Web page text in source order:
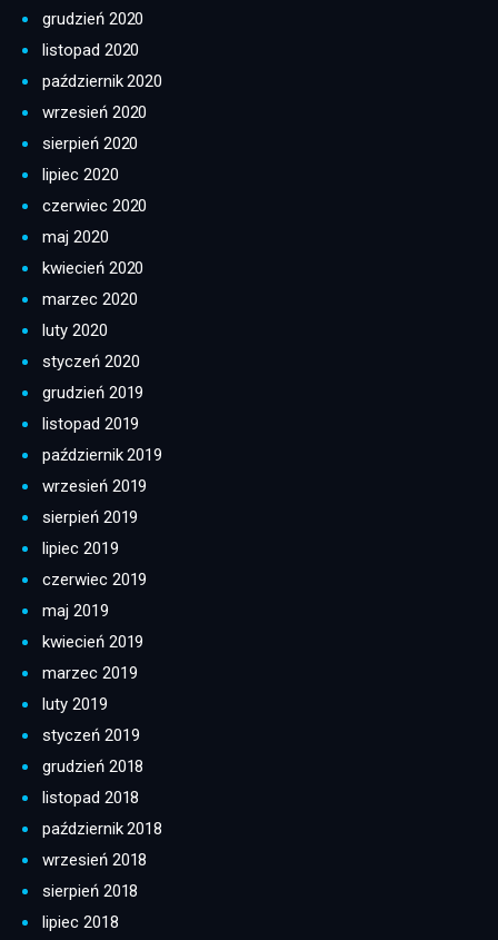
grudzień 2020
listopad 2020
październik 2020
wrzesień 2020
sierpień 2020
lipiec 2020
czerwiec 2020
maj 2020
kwiecień 2020
marzec 2020
luty 2020
styczeń 2020
grudzień 2019
listopad 2019
październik 2019
wrzesień 2019
sierpień 2019
lipiec 2019
czerwiec 2019
maj 2019
kwiecień 2019
marzec 2019
luty 2019
styczeń 2019
grudzień 2018
listopad 2018
październik 2018
wrzesień 2018
sierpień 2018
lipiec 2018